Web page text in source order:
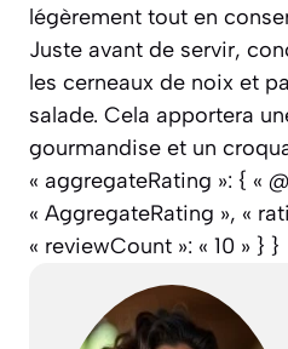
légèrement tout en
Juste avant de servir,
les cerneaux de noix et
salade. Cela apportera
gourmandise et un
« aggregateRating »: { «
« AggregateRating », «
« reviewCount »: « 10 » } }